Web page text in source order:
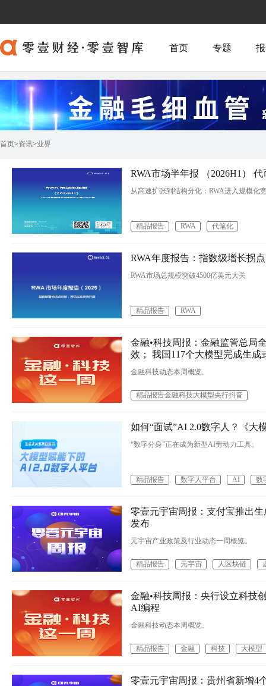
首页 专题
首页>资讯>业界
RWA市场半年报 （2026H1）
从高速扩张到结构分化：RWA进入规模化
精品报告 RWA 代笔化
RWA年度报告：指数级增长拐
RWA市场总规模突破4500亿美元大关
精品报告 RWA
金融•科技周报：金融监管总局
效； 我国117个大模型完成生成
金融科技动态本周概览。
精品报告金融科技大模型央行抖音
如何“面试”AI 2.0数字人？《大
“数字分身”正在成为新型AI劳动力工具。
精品报告 数字人平台 AI 数
零壹元宇宙周报：支付宝推出
发布
元宇宙产业政策及行业动态一周概览。
精品报告 元宇宙 人区块链
金融•科技周报：央行设立科技
AI编程
金融科技动态本周概览。
精品报告 金融 科技 大模型
零壹元宇宙周报：贵州省新增4